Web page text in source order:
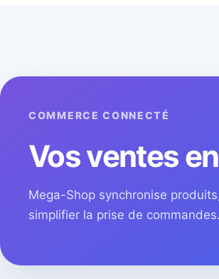
COMMERCE CONNECTÉ
Vos ventes
Mega-Shop synchronise
simplifier la prise de commandes.